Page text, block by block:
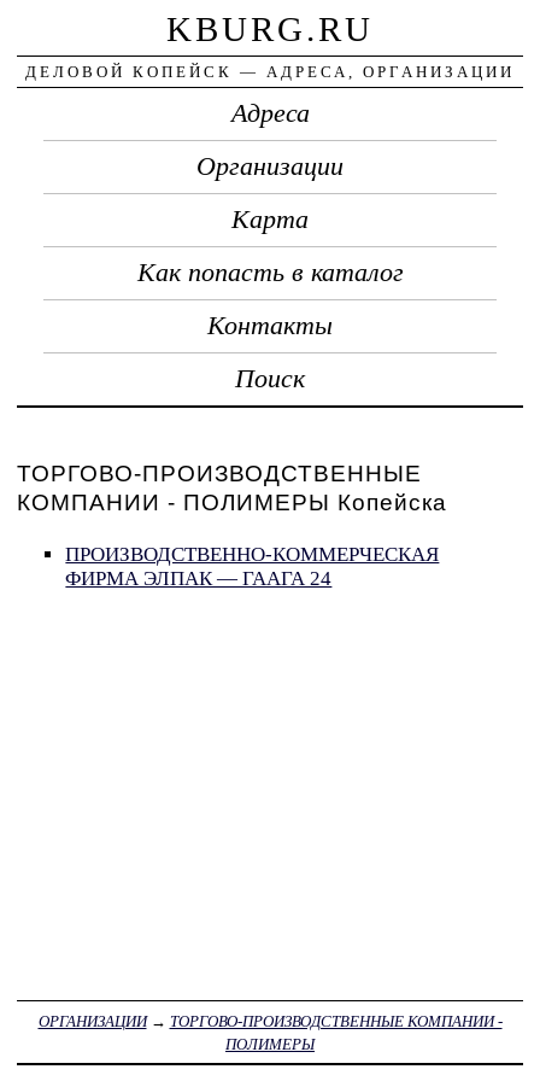
KBURG.RU
ДЕЛОВОЙ КОПЕЙСК — АДРЕСА, ОРГАНИЗАЦИИ
Адреса
Организации
Карта
Как попасть в каталог
Контакты
Поиск
ТОРГОВО-ПРОИЗВОДСТВЕННЫЕ
КОМПАНИИ - ПОЛИМЕРЫ Копейска
ПРОИЗВОДСТВЕННО-КОММЕРЧЕСКАЯ
ФИРМА ЭЛПАК — ГААГА 24
ОРГАНИЗАЦИИ→ ТОРГОВО-ПРОИЗВОДСТВЕННЫЕ КОМПАНИИ -
ПОЛИМЕРЫ